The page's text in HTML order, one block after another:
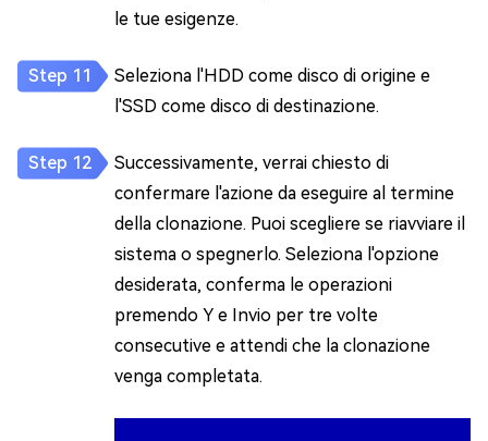
le tue esigenze.
Seleziona l'HDD come disco di origine e
l'SSD come disco di destinazione.
Successivamente, verrai chiesto di
confermare l'azione da eseguire al termine
della clonazione. Puoi scegliere se riavviare il
sistema o spegnerlo. Seleziona l'opzione
desiderata, conferma le operazioni
premendo Y e Invio per tre volte
consecutive e attendi che la clonazione
venga completata.